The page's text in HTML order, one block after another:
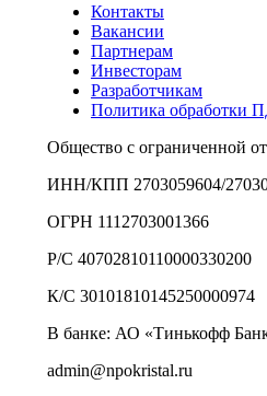
Контакты
Вакансии
Партнерам
Инвесторам
Разработчикам
Политика обработки
Общество с ограниченной
ИНН/КПП 2703059604/
ОГРН 1112703001366
Р/С 40702810110000330200
К/С 30101810145250000974
В банке: АО «Тинькофф
admin@npokristal.ru